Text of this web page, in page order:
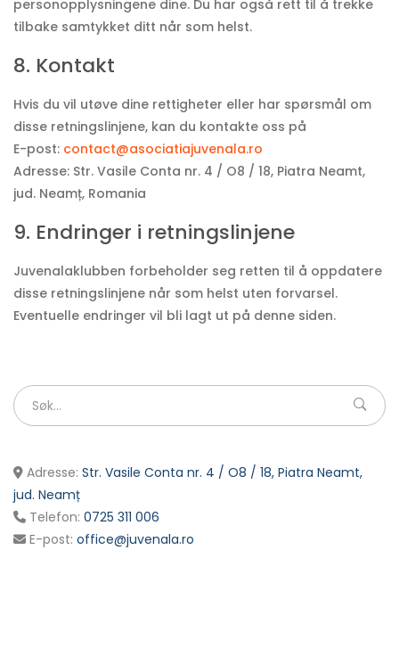
personopplysningene dine. Du har også rett til å trekke
tilbake samtykket ditt når som helst.
8. Kontakt
Hvis du vil utøve dine rettigheter eller har spørsmål om
disse retningslinjene, kan du kontakte oss på
E-post: contact@asociatiajuvenala.ro
Adresse: Str. Vasile Conta nr. 4 / O8 / 18, Piatra Neamt,
jud. Neamț, Romania
9. Endringer i retningslinjene
Juvenalaklubben forbeholder seg retten til å oppdatere
disse retningslinjene når som helst uten forvarsel.
Eventuelle endringer vil bli lagt ut på denne siden.
Adresse: Str. Vasile Conta nr. 4 / O8 / 18, Piatra Neamt,
jud. Neamț
Telefon: 0725 311 006
E-post: office@juvenala.ro